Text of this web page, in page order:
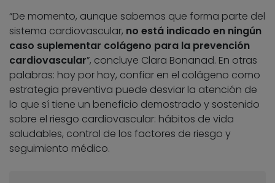
“De momento, aunque sabemos que forma parte del
sistema cardiovascular, no está indicado en ningún
caso suplementar colágeno para la prevención
cardiovascular”, concluye Clara Bonanad. En otras
palabras: hoy por hoy, confiar en el colágeno como
estrategia preventiva puede desviar la atención de
lo que sí tiene un beneficio demostrado y sostenido
sobre el riesgo cardiovascular: hábitos de vida
saludables, control de los factores de riesgo y
seguimiento médico.